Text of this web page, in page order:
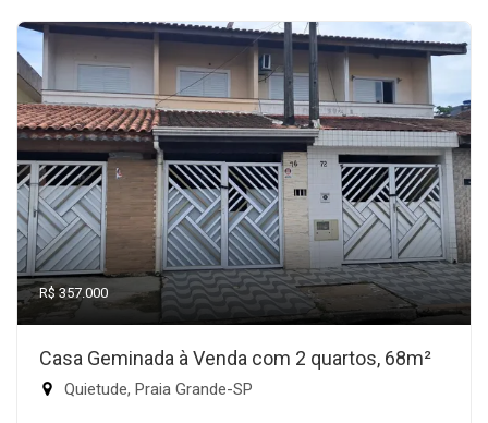
R$ 357.000
Casa Geminada à Venda com 2 quartos, 68m²
Quietude, Praia Grande-SP